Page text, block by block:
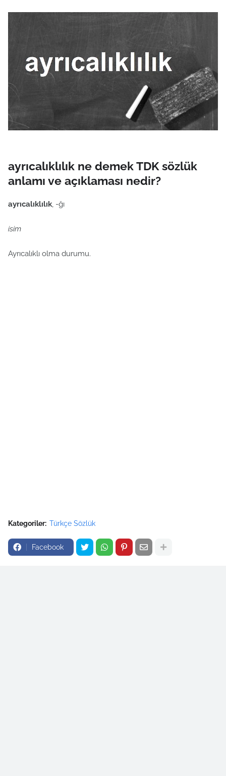
ayrıcalıklılık ne demek TDK sözlük
anlamı ve açıklaması nedir?
ayrıcalıklılık, -ğı
isim
Ayrıcalıklı olma durumu.
Kategoriler: Türkçe Sözlük
Facebook